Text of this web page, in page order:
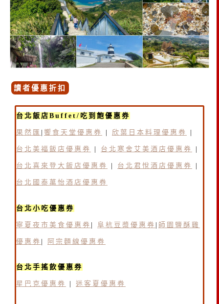
讀者優惠折扣
台北飯店Buffet/吃到飽優惠券
果然匯 饗食天堂優惠券 欣葉日本料理優惠券
台北美福飯店優惠券 台北寒舍艾美酒店優惠券
台北喜來登大飯店優惠券 台北君悅酒店優惠券
台北國泰萬怡酒店優惠券
台北小吃優惠券
寧夏夜市美食優惠券 | 阜杭豆漿優惠券 | 師園鹽酥雞
優惠券 | 阿宗麵線優惠券
台北手搖飲優惠券
星巴克優惠券 迷客夏優惠券